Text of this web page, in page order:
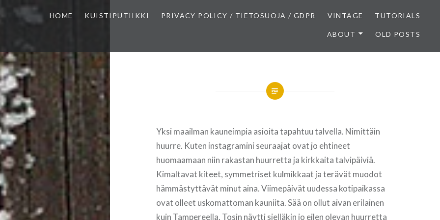
HOME KUISTIPUTIIKKI PRIVACY POLICY / TIETOSUOJA / GDPR VINTAGE TUTORIALS
ABOUT OLD POSTS
Yksi maailman kauneimpia asioita tapahtuu talvella. Nimittäin
huurre. Kuten instagramini seuraajat ovat jo ehtineet
huomaamaan niin rakastan huurretta ja kirkkaita talvipäiviä.
Kimaltavat kiteet, symmetriset kulmikkaat ja terävät muodot
hämmästyttävät minut aina. Viimepäivät uudessa kotipaikassa
ovat olleet uskomattoman kauniita. Sää on ollut aivan erilainen
kuin Tampereella. Tosin näytti sielläkin jo eilen olevan huurretta